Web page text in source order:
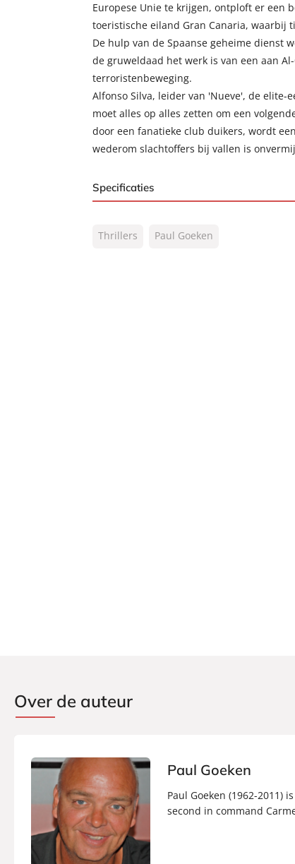
Europese Unie te krijgen, ontploft er een
toeristische eiland Gran Canaria, waarbij
De hulp van de Spaanse geheime dienst
de gruweldaad het werk is van een aan
terroristenbeweging.
Alfonso Silva, leider van 'Nueve', de elite-
moet alles op alles zetten om een
door een fanatieke club duikers, wordt
wederom slachtoffers bij vallen is
Specificaties
NUR:
332
Thrillers Paul Goeken
Over de auteur
Paul Goeken
Paul Goeken (1962-2011)
second in command